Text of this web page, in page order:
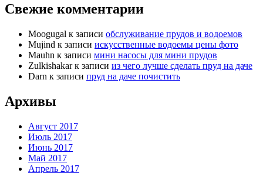
Свежие комментарии
Moogugal к записи обслуживание прудов и водоемов
Mujind к записи искусственные водоемы цены фото
Mauhn к записи мини насосы для мини прудов
Zulkishakarк записи из чего лучше сделать пруд на даче
Darn к записи пруд на даче почистить
Архивы
Август 2017
Июль 2017
Июнь 2017
Май 2017
Апрель 2017